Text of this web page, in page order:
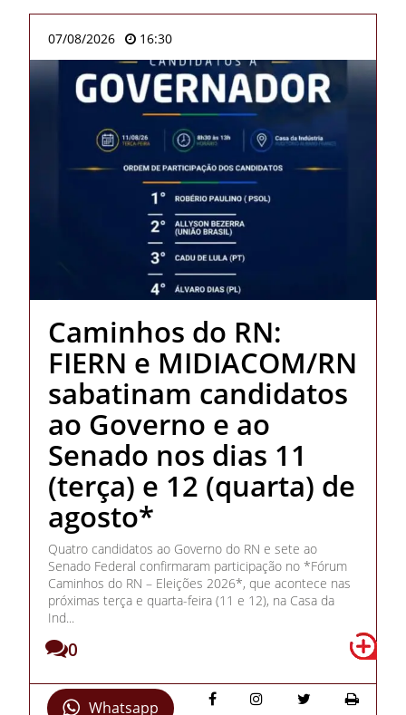
07/08/2026 16:30
Caminhos do RN:
FIERN e MIDIACOM/RN
sabatinam candidatos
ao Governo e ao
Senado nos dias 11
(terça) e 12 (quarta) de
agosto*
Quatro candidatos ao Governo do RN e sete ao
Senado Federal confirmaram participação no *Fórum
Caminhos do RN – Eleições 2026*, que acontece nas
próximas terça e quarta-feira (11 e 12), na Casa da
Ind...
0
Whatsapp